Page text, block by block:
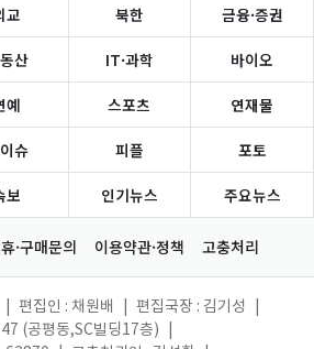
교 북한 금융·증권
산 IT·과학 바이오
예 스포츠 연재물
슈 피플 포토
보 인기뉴스 주요뉴스
·구매문의 이용약관·정책 고충처리
편집인 : 채원배 편집국장 : 김기성
(공평동,SC빌딩17층)